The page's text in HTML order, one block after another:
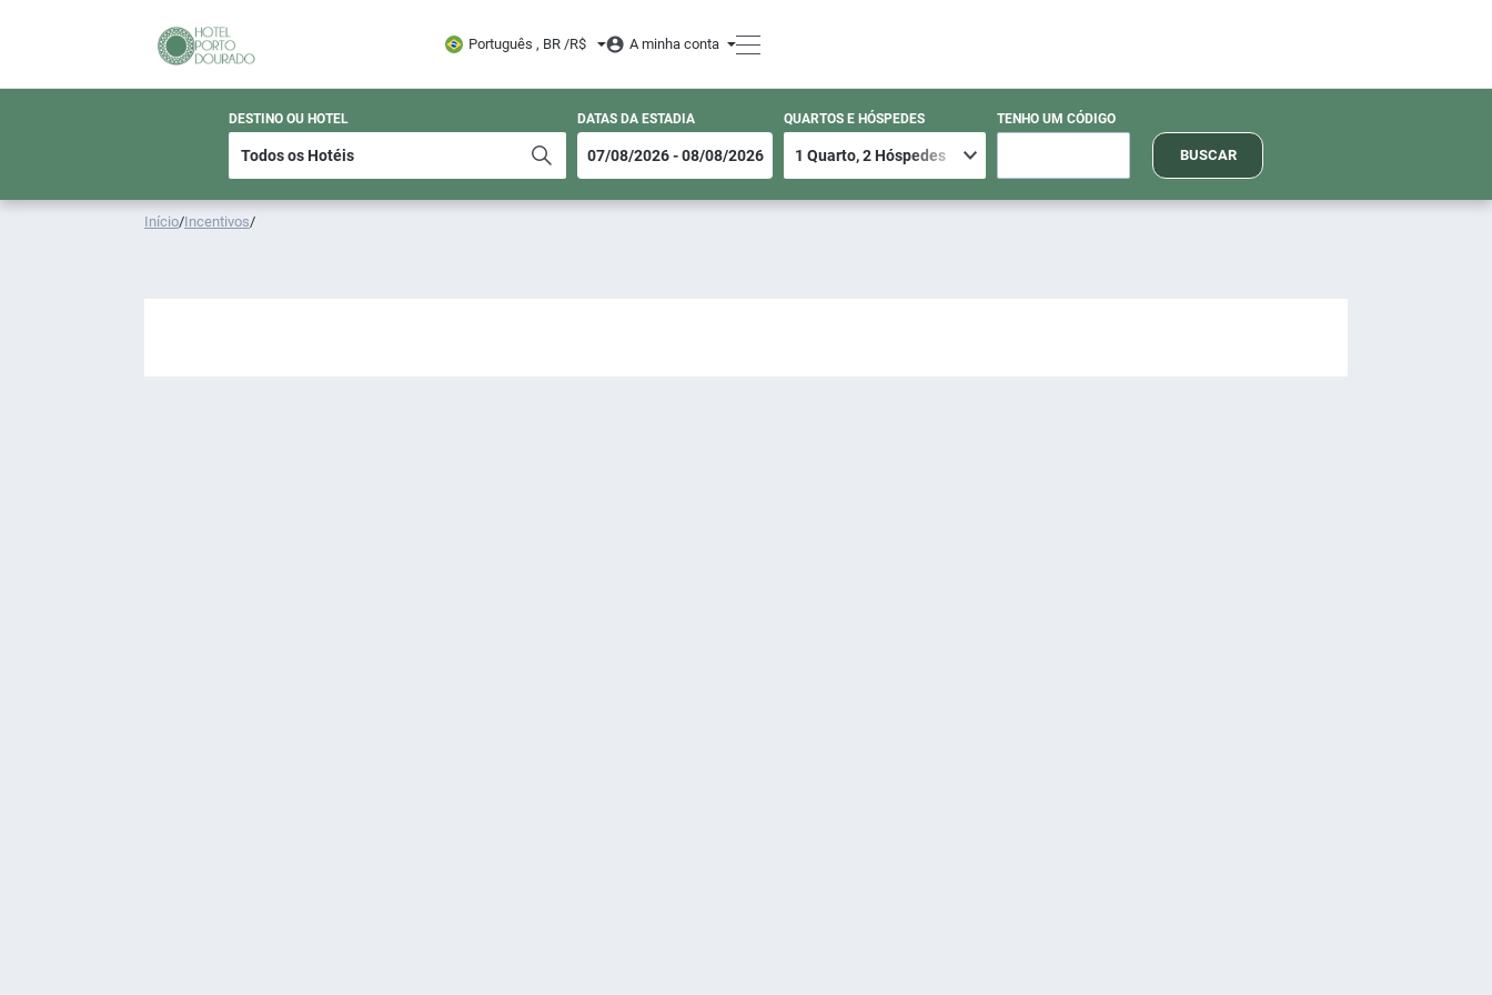
Português , BR /R$ A minha conta
DESTINO OU HOTEL DATAS DA ESTADIA QUARTOS E HÓSPEDES TENHO UM CÓDIGO
BUSCAR
Início/Incentivos/